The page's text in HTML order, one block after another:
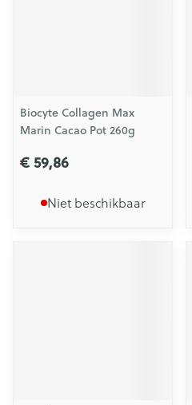
Biocyte Collagen Max
Marin Cacao Pot 260g
€ 59,86
Niet beschikbaar